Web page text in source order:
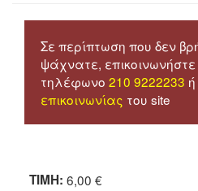
Σε περίπτωση που δεν
ψάχνατε,
τηλέφωνο 210 9222233
επικοινωνίας του site
TIMH: 6,00 €